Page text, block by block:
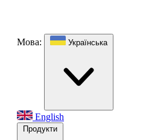
Мова: Українська
English
Продукти